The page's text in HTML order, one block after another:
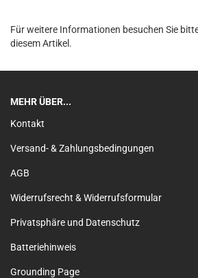
Für weitere Informationen besuchen Sie
diesem Artikel.
MEHR ÜBER...
Kontakt
Versand- & Zahlungsbedingungen
AGB
Widerrufsrecht & Widerrufsformular
Privatsphäre und Datenschutz
Batteriehinweis
Grounding Page